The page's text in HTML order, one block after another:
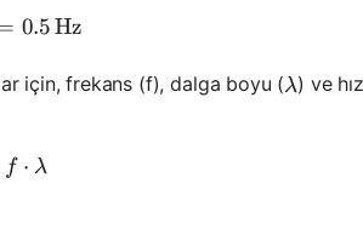
f = \frac{1}{2} = 0.5 \, \text{Hz}
0.5Hz
için, frekans (f), dalga boyu (λ) ve
v = f \cdot \lambda
f ⋅ λ